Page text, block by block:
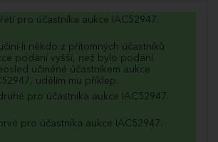
pro účastníka aukce IAC52947.
li někdo z přítomných účastníků
podání vyšší, než bylo podání
učiněné účastníkem aukce
udělím mu příklep.
pro účastníka aukce IAC52947.
pro účastníka aukce IAC52947.